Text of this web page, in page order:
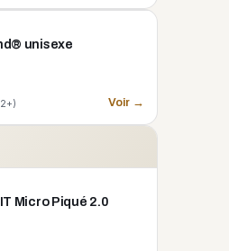
unisexe
Voir →
Micro Piqué 2.0